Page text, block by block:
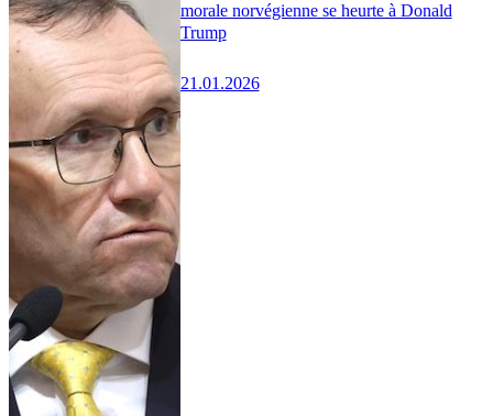
morale norvégienne se heurte à Donald
Trump
21.01.2026